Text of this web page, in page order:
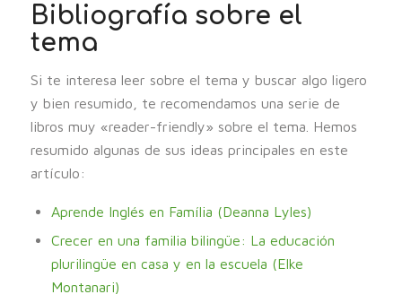
Bibliografía sobre el
tema
Si te interesa leer sobre el tema y buscar algo ligero
y bien resumido, te recomendamos una serie de
libros muy «reader-friendly» sobre el tema. Hemos
resumido algunas de sus ideas principales en este
artículo:
Aprende Inglés en Família (Deanna Lyles)
Crecer en una familia bilingüe: La educación
plurilingüe en casa y en la escuela (Elke
Montanari)